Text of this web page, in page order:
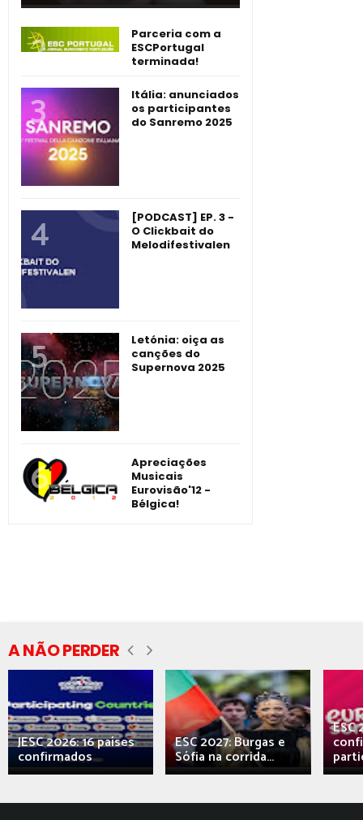
Parceria com a
ESCPortugal
terminada!
Itália: anunciados
os participantes
do Sanremo 2025
[PODCAST] EP. 3 -
O Clickbait do
Melodifestivalen
Letónia: oiça as
canções do
Supernova 2025
Apreciações
Musicais
Eurovisão'12 -
Bélgica!
A NÃO PERDER
JESC 2026: 16 países
confirmados
ESC 2027: Burgas e
Sófia na corrida...
ESC